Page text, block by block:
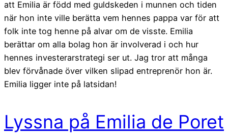
att Emilia är född med guldskeden i munnen och tiden
när hon inte ville berätta vem hennes pappa var för att
folk inte tog henne på alvar om de visste. Emilia
berättar om alla bolag hon är involverad i och hur
hennes investerarstrategi ser ut. Jag tror att många
blev förvånade över vilken slipad entreprenör hon är.
Emilia ligger inte på latsidan!
Lyssna på Emilia de Poret